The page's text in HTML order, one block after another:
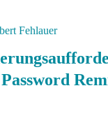
Fehlauer